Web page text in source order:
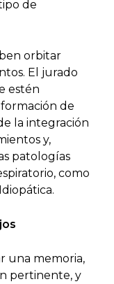
de
orbitar
El jurado
estén
de
la integración
y,
patologías
como
una memoria,
pertinente, y